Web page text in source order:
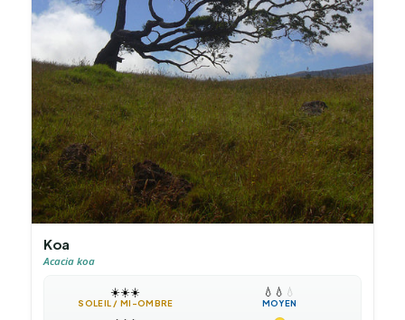
Koa
Acacia koa
☀️☀️☀️
SOLEIL / MI-OMBRE
💧 💧 💧
MOYEN